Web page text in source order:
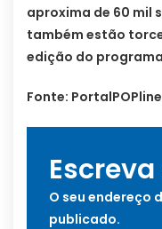
aproxima de 60 mil
também estão
edição do
Fonte: PortalPOPline
O seu endereço
publicado.